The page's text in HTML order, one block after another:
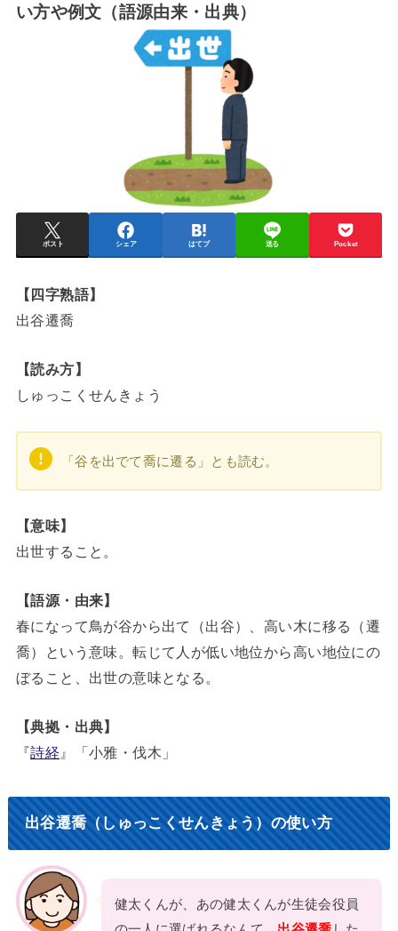
い方や例文（語源由来・出典）
ポスト シェア はてブ 送る Pocket
【四字熟語】
出谷遷喬
【読み方】
しゅっこくせんきょう
「谷を出でて喬に遷る」とも読む。
【意味】
出世すること。
【語源・由来】
春になって鳥が谷から出て（出谷）、高い木に移る（遷
喬）という意味。転じて人が低い地位から高い地位にの
ぼること、出世の意味となる。
【典拠・出典】
『詩経 』「小雅・伐木」
出谷遷喬（しゅっこくせんきょう）の使い方
健太くんが、あの健太くんが生徒会役員